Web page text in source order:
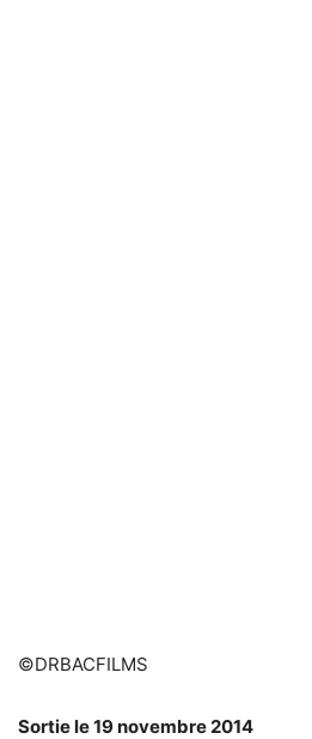
©DRBACFILMS
Sortie le 19 novembre 2014